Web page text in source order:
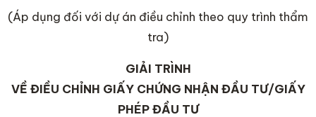
(Áp dụng đối với dự án điều chỉnh theo quy trình thẩm
tra)
GIẢI TRÌNH
VỀ ĐIỀU CHỈNH GIẤY CHỨNG NHẬN ĐẦU TƯ/GIẤY
PHÉP ĐẦU TƯ